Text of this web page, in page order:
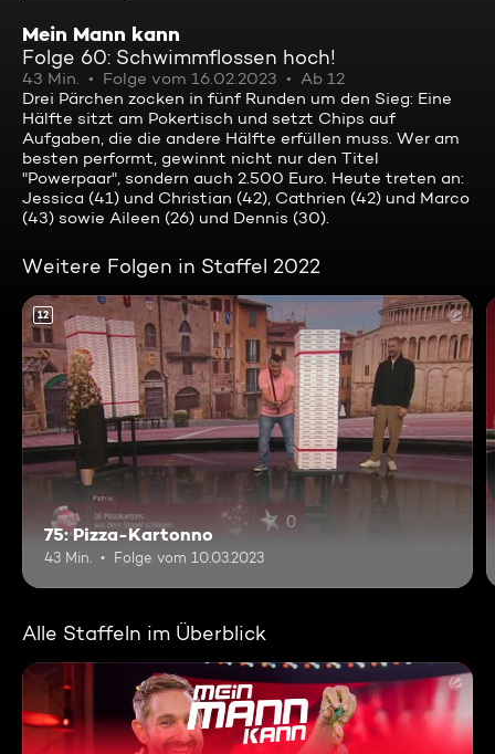
Mein Mann kann
Folge 60: Schwimmflossen hoch!
43 Min. Folge vom 16.02.2023
Ab 12
Drei Pärchen zocken in fünf Runden um den Sieg: Eine
Hälfte sitzt am Pokertisch und setzt Chips auf
Aufgaben, die die andere Hälfte erfüllen muss. Wer am
besten performt, gewinnt nicht nur den Titel
"Powerpaar", sondern auch 2.500 Euro. Heute treten an:
Jessica (41) und Christian (42), Cathrien (42) und Marco
(43) sowie Aileen (26) und Dennis (30).
Weitere Folgen in Staffel 2022
12
75: Pizza-Kartonno
43 Min. Folge vom 10.03.2023
Alle Staffeln im Überblick